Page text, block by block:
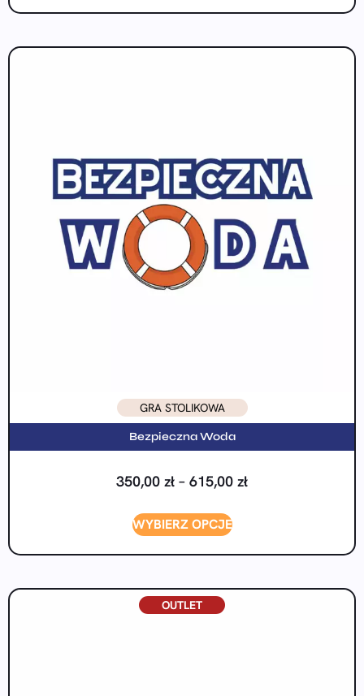
GRA STOLIKOWA
Bezpieczna Woda
350,00 zł – 615,00 zł
WYBIERZ OPCJE
OUTLET